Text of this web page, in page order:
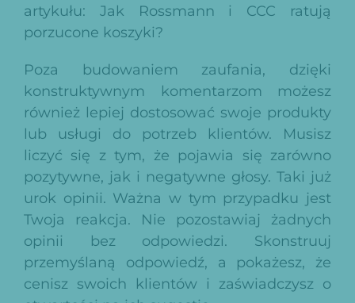
artykułu: Jak Rossmann i CCC ratują
porzucone koszyki?
Poza budowaniem zaufania, dzięki
konstruktywnym komentarzom możesz
również lepiej dostosować swoje produkty
lub usługi do potrzeb klientów. Musisz
liczyć się z tym, że pojawia się zarówno
pozytywne, jak i negatywne głosy. Taki już
urok opinii. Ważna w tym przypadku jest
Twoja reakcja. Nie pozostawiaj żadnych
opinii bez odpowiedzi. Skonstruuj
przemyślaną odpowiedź, a pokażesz, że
cenisz swoich klientów i zaświadczysz o